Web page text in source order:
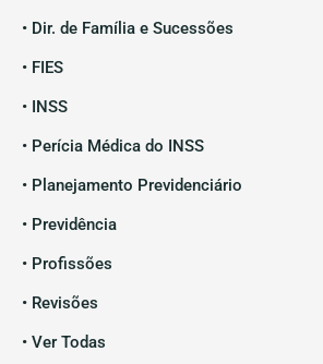
• Dir. de Família e Sucessões
• FIES
• INSS
• Perícia Médica do INSS
• Planejamento Previdenciário
• Previdência
• Profissões
• Revisões
• Ver Todas